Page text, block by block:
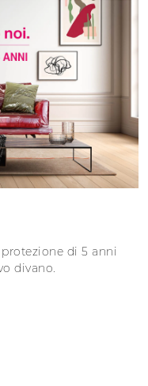
di 5 anni
divano.